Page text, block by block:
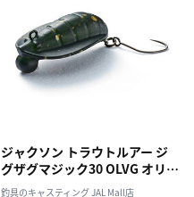
ジャクソン トラウトルアー ジ
グザグマジック30 OLVG オリー
ブG
釣具のキャスティング JAL Mall店